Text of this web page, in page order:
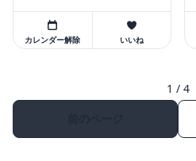
カレンダー解除 いいね
1 / 4